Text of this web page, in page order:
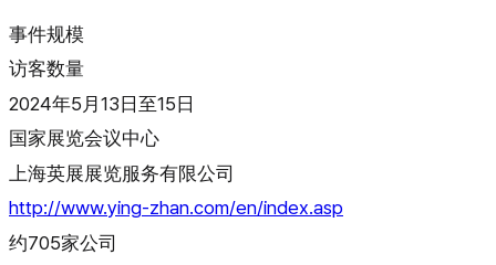
事件规模
访客数量
2024年5月13日至15日
国家展览会议中心
上海英展展览服务有限公司
http://www.ying-zhan.com/en/index.asp
约705家公司